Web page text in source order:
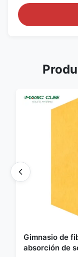
Gimnasio de
absorción de